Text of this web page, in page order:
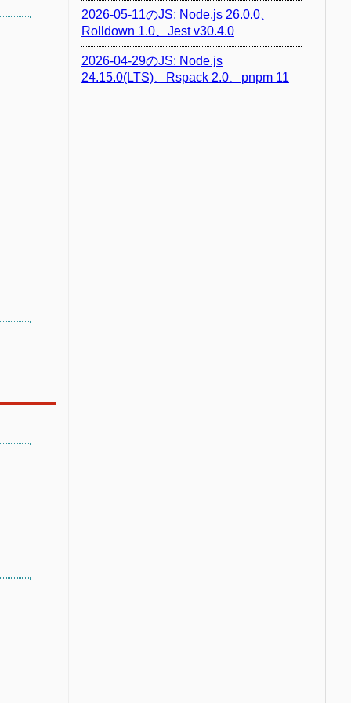
2026-05-11のJS: Node.js 26.0.0、
Rolldown 1.0、Jest v30.4.0
2026-04-29のJS: Node.js
24.15.0(LTS)、Rspack 2.0、pnpm 11